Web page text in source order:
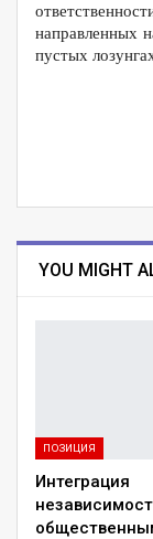
направленных
пустых
YOU MIGHT
ПОЗИЦИЯ
Интеграция